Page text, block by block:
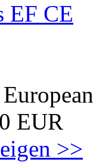
EF CE
EUR
>>